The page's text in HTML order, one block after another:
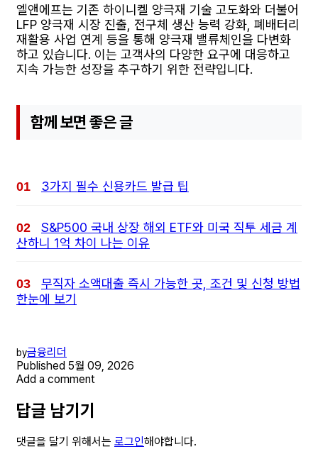
엘앤에프는 기존 하이니켈 양극재 기술 고도화와 더불어
LFP 양극재 시장 진출, 전구체 생산 능력 강화, 폐배터리
재활용 사업 연계 등을 통해 양극재 밸류체인을 다변화
하고 있습니다. 이는 고객사의 다양한 요구에 대응하고
지속 가능한 성장을 추구하기 위한 전략입니다.
함께 보면 좋은 글
3가지 필수 신용카드 발급 팁
S&P500 국내 상장 해외 ETF와 미국 직투 세금 계
산하니 1억 차이 나는 이유
무직자 소액대출 즉시 가능한 곳, 조건 및 신청 방법
한눈에 보기
by금융리더
Published 5월 09, 2026
Add a comment
답글 남기기
댓글을 달기 위해서는 로그인해야합니다.